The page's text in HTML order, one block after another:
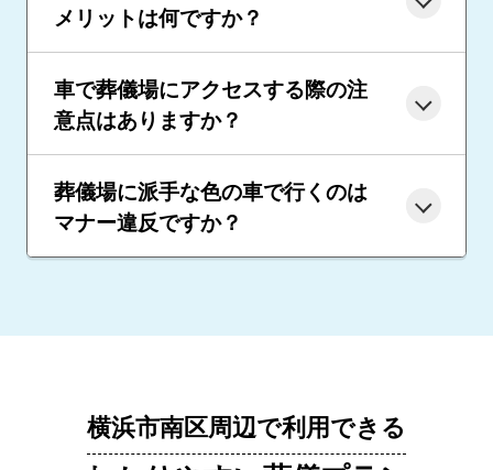
メリットは何ですか？
車で葬儀場にアクセスする際の注
意点はありますか？
葬儀場に派手な色の車で行くのは
マナー違反ですか？
横浜市南区周辺で利用できる